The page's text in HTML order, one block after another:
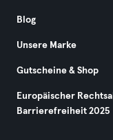
Blog
Unsere Marke
Gutscheine & Shop
Europäischer
Barrierefreiheit 2025